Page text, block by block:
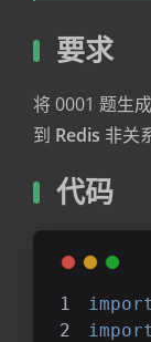
要求
将 0001 题生
到 Redis 非关
代码
import
import